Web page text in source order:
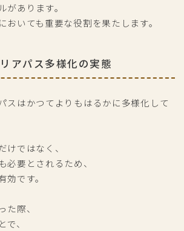
があります。
おいても重要な役割を果たします。
アパス多様化の実態
スはかつてよりもはるかに多様化して
けではなく、
必要とされるため、
です。
た際、
、